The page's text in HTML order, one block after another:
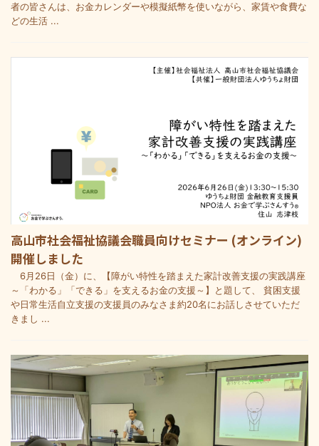
者の皆さんは、お金カレンダーや模擬紙幣を使いながら、家賃や食費な
どの生活 ...
高山市社会福祉協議会職員向けセミナー (オンライン)
開催しました
6月26日（金）に、【障がい特性を踏まえた家計改善支援の実践講座
～「わかる」「できる」を支えるお金の支援～】と題して、 貧困支援
や日常生活自立支援の支援員のみなさま約20名にお話しさせていただ
きまし ...